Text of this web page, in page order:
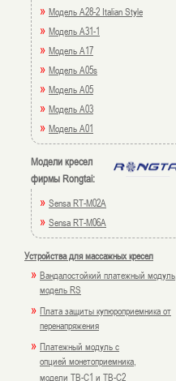
» Модель A28-2 Italian Style
» Модель A31-1
» Модель A17
» Модель A05s
» Модель A05
» Модель A03
» Модель A01
Модели кресел
фирмы Rongtai:
» Sensa RT-M02A
» Sensa RT-M06A
Устройства для массажных кресел
» Вандалостойкий платежный модуль,
модель RS
» Плата защиты купюроприемника от
перенапряжения
» Платежный модуль с
опцией монетоприемника,